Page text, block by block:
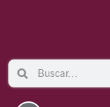
Search Search